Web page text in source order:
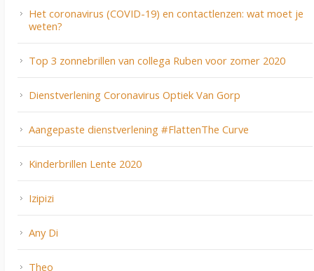
Het coronavirus (COVID-19) en contactlenzen: wat moet je
weten?
Top 3 zonnebrillen van collega Ruben voor zomer 2020
Dienstverlening Coronavirus Optiek Van Gorp
Aangepaste dienstverlening #FlattenThe Curve
Kinderbrillen Lente 2020
Izipizi
Any Di
Theo